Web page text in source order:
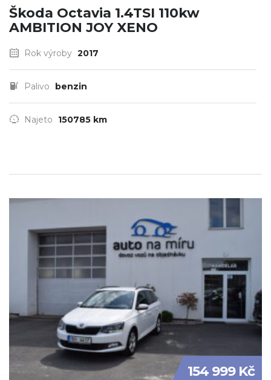
Škoda Octavia 1.4TSI 110kw
AMBITION JOY XENO
Rok výroby 2017
Palivo benzin
Najeto 150785 km
154 999 Kč